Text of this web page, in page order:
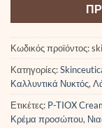
Κωδικός προϊόντος:
Κατηγορίες:
Καλλυντικά Νυκτός,
Ετικέτες: P-TIOX
Κρέμα προσώπου,